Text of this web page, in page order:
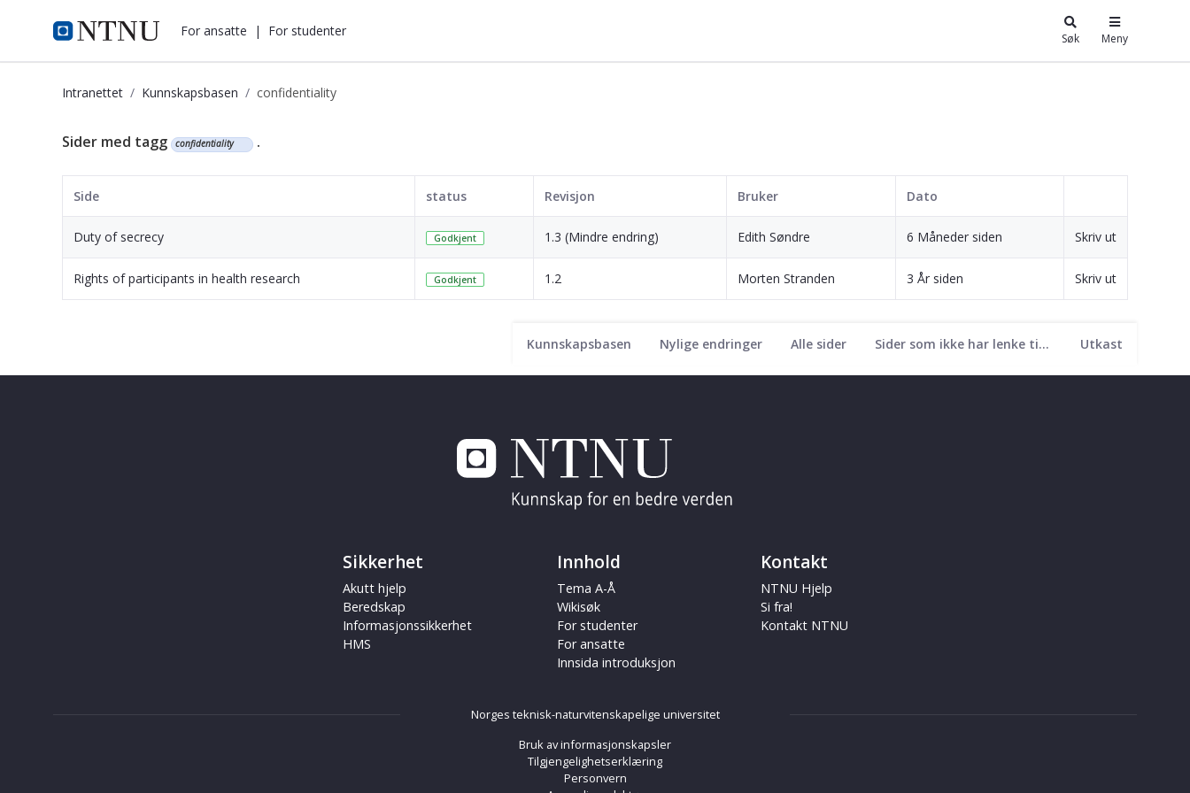
i.ntnu.no For ansatte | For studenter Søk Meny
Intranettet Kunnskapsbasen confidentiality
Kunnskapsbasen
Kunnskapsbasen Nylige endringer Alle sider Sider som ikke har lenke til seg Utkast
Sider med tagg confidentiality .
Side status Revisjon Bruker Dato
Duty of secrecy Godkjent 1.3 (Mindre endring) Edith Søndre 6 Måneder siden Skriv ut
Rights of participants in health research Godkjent 1.2 Morten Stranden 3 År siden Skriv ut
Sikkerhet
Akutt hjelp
Beredskap
Informasjonssikkerhet
HMS
Innhold
Tema A-Å
Wikisøk
For studenter
For ansatte
Innsida introduksjon
Kontakt
NTNU Hjelp
Si fra!
Kontakt NTNU
Norges teknisk-naturvitenskapelige universitet
Bruk av informasjonskapsler
Tilgjengelighetserklæring
Personvern